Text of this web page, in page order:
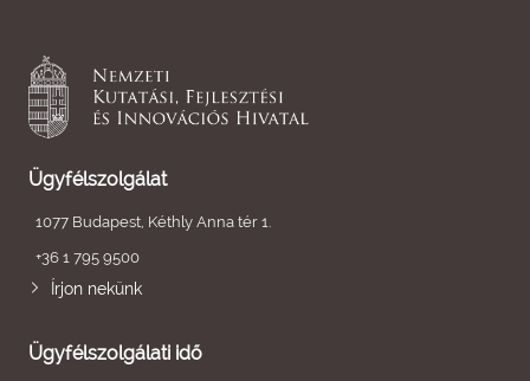
Ügyfélszolgálat
1077 Budapest, Kéthly Anna tér 1.
+36 1 795 9500
Írjon nekünk
Ügyfélszolgálati idő